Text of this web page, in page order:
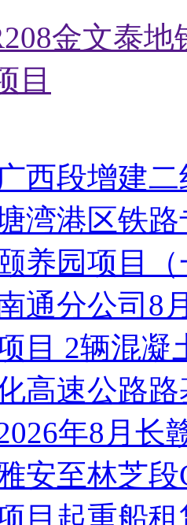
金文泰
目
西段增建二
湾港区铁
养园项目
通分公司8
目 2辆混凝
高速公路
年8月长
安至林芝
目起重船租